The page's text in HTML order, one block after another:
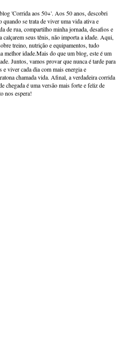
'Corrida aos 50+'. Aos 50 anos, descobri
quando se trata de viver uma vida ativa e
de rua, compartilho minha jornada, desafios e
seus tênis, não importa a idade. Aqui,
treino, nutrição e equipamentos, tudo
melhor idade.Mais do que um blog, este é um
Juntos, vamos provar que nunca é tarde para
e viver cada dia com mais energia e
chamada vida. Afinal, a verdadeira corrida
chegada é uma versão mais forte e feliz de
nos espera!